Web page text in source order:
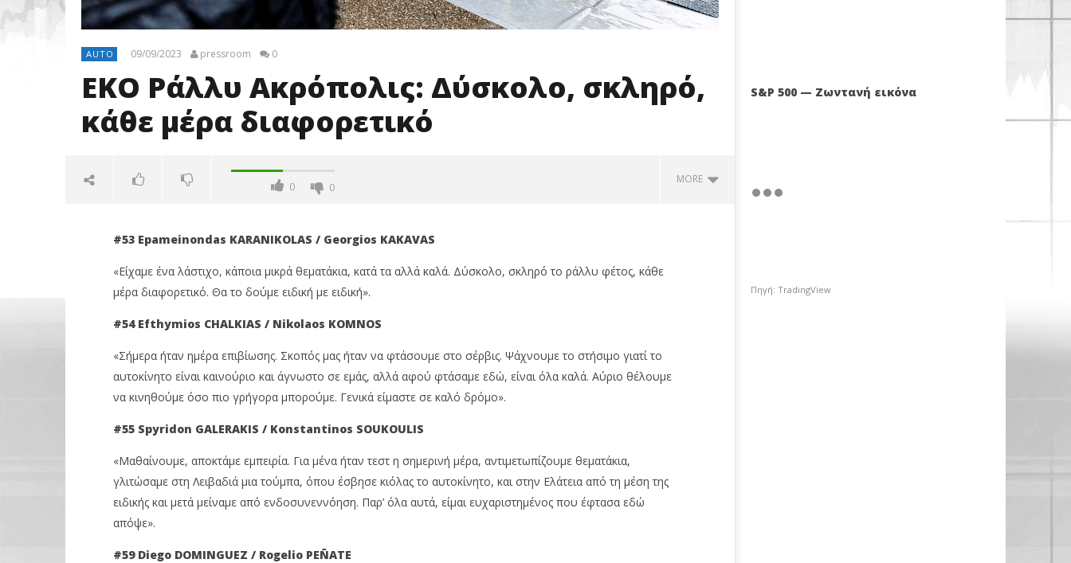
AUTO 09/09/2023 pressroom 0
ΕΚΟ Ράλλυ Ακρόπολις: Δύσκολο, σκληρό,
κάθε μέρα διαφορετικό
0 0
MORE
NOW VIEWING
ΕΚΟ Ράλλυ Ακρόπολις: Δύσκολο,
σκληρό, κάθε μέρα διαφορετικό
pressroom
OMODA & JAECOO: Την ασφάλεια
θέτει ως προτεραιότητα
pressroom
Με πτώση 0,59%, Cenergy άνοδο
#53 Epameinondas KARANIKOLAS / Georgios KAKAVAS
«Είχαμε ένα λάστιχο, κάποια μικρά θεματάκια, κατά τα αλλά καλά. Δύσκολο, σκληρό το ράλλυ φέτος, κάθε
μέρα διαφορετικό. Θα το δούμε ειδική με ειδική».
#54 Efthymios CHALKIAS / Nikolaos KOMNOS
«Σήμερα ήταν ημέρα επιβίωσης. Σκοπός μας ήταν να φτάσουμε στο σέρβις. Ψάχνουμε το στήσιμο γιατί το
αυτοκίνητο είναι καινούριο και άγνωστο σε εμάς, αλλά αφού φτάσαμε εδώ, είναι όλα καλά. Αύριο θέλουμε
να κινηθούμε όσο πιο γρήγορα μπορούμε. Γενικά είμαστε σε καλό δρόμο».
#55 Spyridon GALERAKIS / Konstantinos SOUKOULIS
«Μαθαίνουμε, αποκτάμε εμπειρία. Για μένα ήταν τεστ η σημερινή μέρα, αντιμετωπίζουμε θεματάκια,
γλιτώσαμε στη Λειβαδιά μια τούμπα, όπου έσβησε κιόλας το αυτοκίνητο, και στην Ελάτεια από τη μέση της
ειδικής και μετά μείναμε από ενδοσυνεννόηση. Παρ’ όλα αυτά, είμαι ευχαριστημένος που έφτασα εδώ
απόψε».
#59 Diego DOMINGUEZ / Rogelio PEÑATE
S&P 500 — Ζωντανή εικόνα
Πηγή: TradingView